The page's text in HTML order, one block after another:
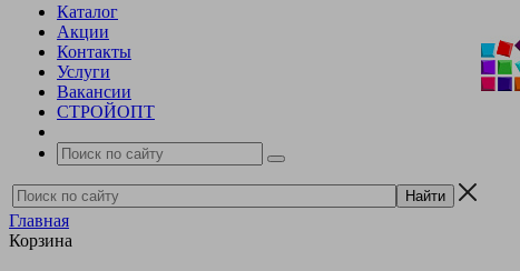
Каталог
Акции
Контакты
Услуги
Вакансии
СТРОЙОПТ
Главная
Корзина